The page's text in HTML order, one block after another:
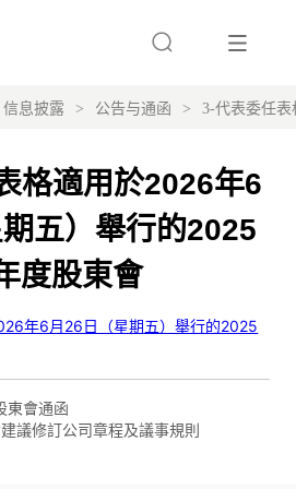
信息披露 > 公告与通函 > 3-代表委任表
格適用於2026年6
五）舉行的2025
度股東會
東會通函
議修訂公司章程及議事規則